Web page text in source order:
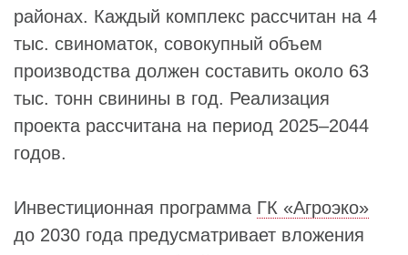
районах. Каждый комплекс рассчитан на 4
тыс. свиноматок, совокупный объем
производства должен составить около 63
тыс. тонн свинины в год. Реализация
проекта рассчитана на период 2025–2044
годов.
Инвестиционная программа ГК «Агроэко»
до 2030 года предусматривает вложения